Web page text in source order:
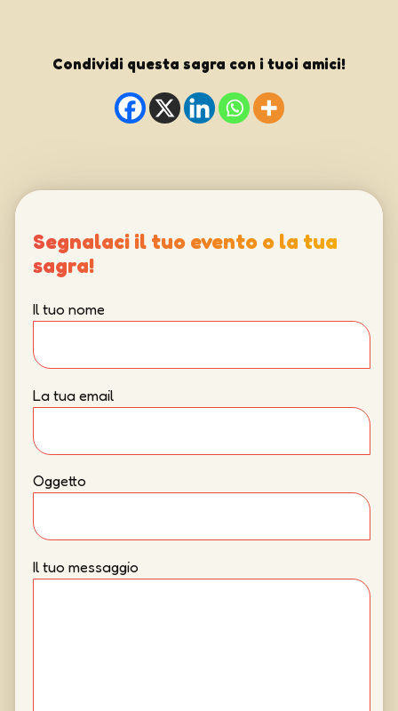
Condividi questa sagra con i tuoi amici!
Segnalaci il tuo evento o la tua
sagra!
Il tuo nome
La tua email
Oggetto
Il tuo messaggio